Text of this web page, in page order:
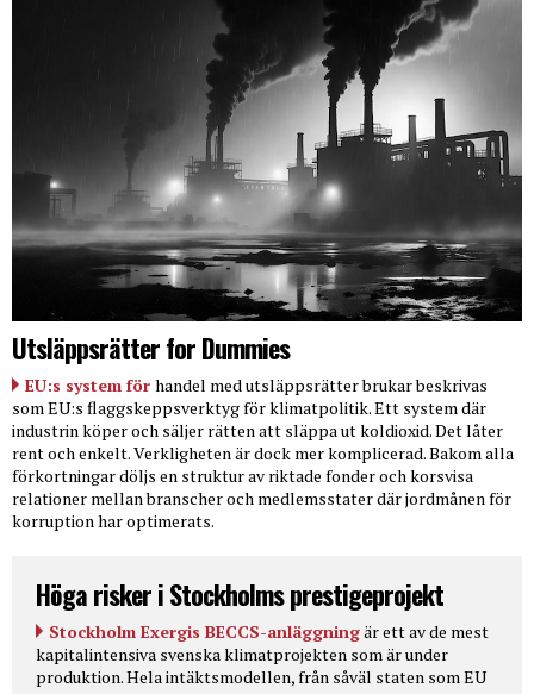
Utsläppsrätter for Dummies
EU:s system för handel med utsläppsrätter brukar beskrivas
som EU:s flaggskeppsverktyg för klimatpolitik. Ett system där
industrin köper och säljer rätten att släppa ut koldioxid. Det låter
rent och enkelt. Verkligheten är dock mer komplicerad. Bakom alla
förkortningar döljs en struktur av riktade fonder och korsvisa
relationer mellan branscher och medlemsstater där jordmånen för
korruption har optimerats.
Höga risker i Stockholms prestigeprojekt
Stockholm Exergis BECCS-anläggningär ett av de mest
kapitalintensiva svenska klimatprojekten som är under
produktion. Hela intäktsmodellen, från såväl staten som EU